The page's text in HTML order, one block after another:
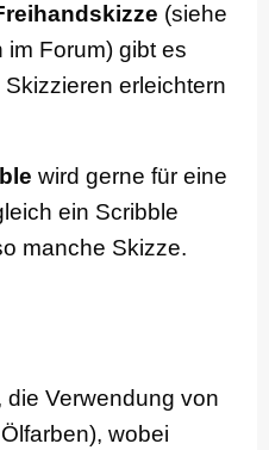
(siehe
Forum) gibt es
erleichtern
wird gerne für eine
ein Scribble
manche Skizze.
die Verwendung von
wobei